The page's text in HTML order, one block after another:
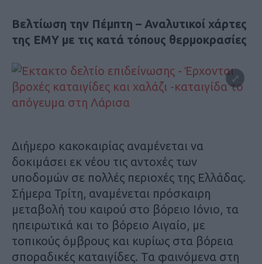
Βελτίωση την Πέμπτη – Αναλυτικοί χάρτες
της ΕΜΥ με τις κατά τόπους θερμοκρασίες
Διήμερο κακοκαιρίας αναμένεται να
δοκιμάσει εκ νέου τις αντοχές των
υποδομών σε πολλές περιοχές της Ελλάδας.
Σήμερα Τρίτη, αναμένεται πρόσκαιρη
μεταβολή του καιρού στο βόρειο Ιόνιο, τα
ηπειρωτικά και το βόρειο Αιγαίο, με
τοπικούς όμβρους και κυρίως στα βόρεια
σποραδικές καταιγίδες. Τα φαινόμενα στη